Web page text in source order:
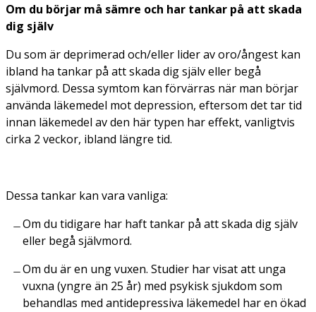
Om du börjar må sämre och har tankar på att skada
dig själv
Du som är deprimerad och/eller lider av oro/ångest kan
ibland ha tankar på att skada dig själv eller begå
självmord. Dessa symtom kan förvärras när man börjar
använda läkemedel mot depression, eftersom det tar tid
innan läkemedel av den här typen har effekt, vanligtvis
cirka 2 veckor, ibland längre tid.
Dessa tankar kan vara vanliga:
Om du tidigare har haft tankar på att skada dig själv
eller begå självmord.
Om du är en ung vuxen. Studier har visat att unga
vuxna (yngre än 25 år) med psykisk sjukdom som
behandlas med antidepressiva läkemedel har en ökad